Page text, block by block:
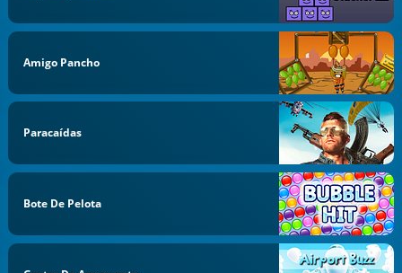
Amigo Pancho
Paracaídas
Bote De Pelota